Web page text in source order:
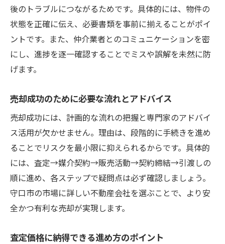
後のトラブルにつながるためです。具体的には、物件の
状態を正確に伝え、必要書類を事前に揃えることがポイ
ントです。また、仲介業者とのコミュニケーションを密
にし、進捗を逐一確認することでミスや誤解を未然に防
げます。
売却成功のために必要な流れとアドバイス
売却成功には、計画的な流れの把握と専門家のアドバイ
ス活用が欠かせません。理由は、段階的に手続きを進め
ることでリスクを最小限に抑えられるからです。具体的
には、査定→媒介契約→販売活動→契約締結→引渡しの
順に進め、各ステップで疑問点は必ず確認しましょう。
守口市の市場に詳しい不動産会社を選ぶことで、より安
全かつ有利な売却が実現します。
査定価格に納得できる進め方のポイント